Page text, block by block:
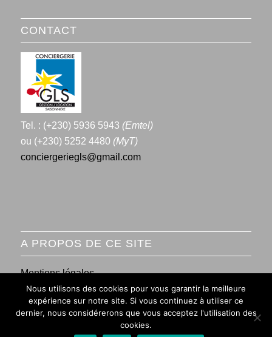
CONTACT
Tel. : (+230) 5936 5943 (Emtel)
ou (+230) 5252 4480 (MyT)
conciergeriegls@gmail.com
A PROPOS DE CE SITE
Mentions légales
Conditions générales de vente
Nous utilisons des cookies pour vous garantir la meilleure
expérience sur notre site. Si vous continuez à utiliser ce
dernier, nous considérerons que vous acceptez l'utilisation des
cookies.